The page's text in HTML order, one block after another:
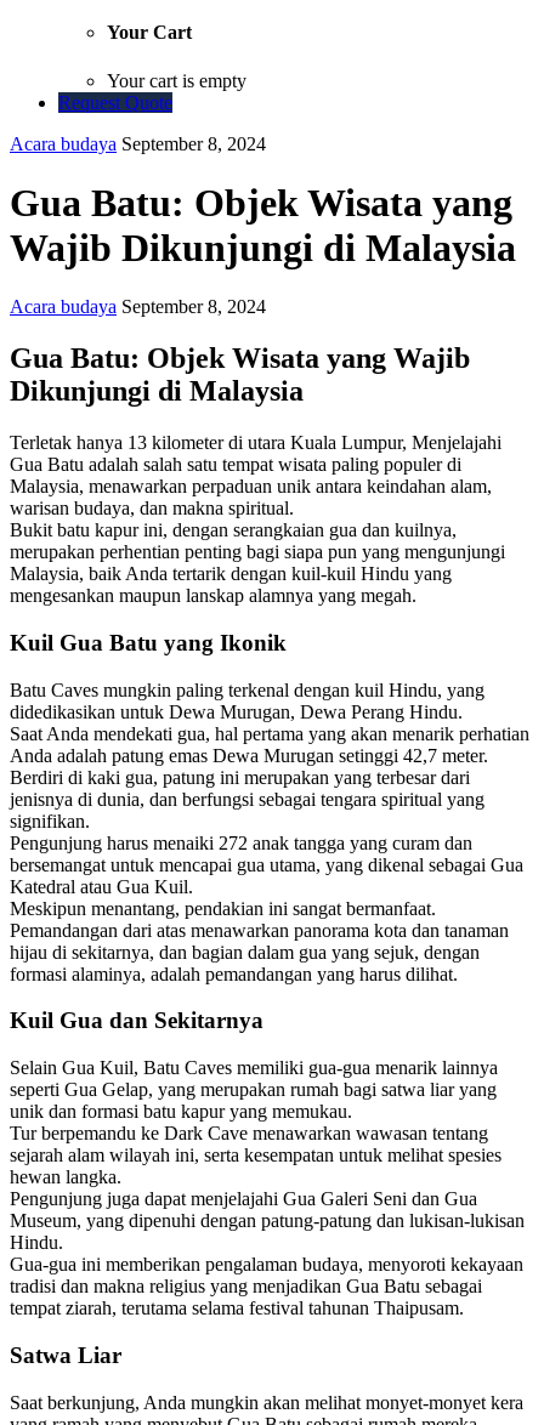
Your Cart
Your cart is empty
Request Quote
Acara budaya September 8, 2024
Gua Batu: Objek Wisata yang
Wajib Dikunjungi di Malaysia
Acara budaya September 8, 2024
Gua Batu: Objek Wisata yang Wajib
Dikunjungi di Malaysia
Terletak hanya 13 kilometer di utara Kuala Lumpur, Menjelajahi
Gua Batu adalah salah satu tempat wisata paling populer di
Malaysia, menawarkan perpaduan unik antara keindahan alam,
warisan budaya, dan makna spiritual.
Bukit batu kapur ini, dengan serangkaian gua dan kuilnya,
merupakan perhentian penting bagi siapa pun yang mengunjungi
Malaysia, baik Anda tertarik dengan kuil-kuil Hindu yang
mengesankan maupun lanskap alamnya yang megah.
Kuil Gua Batu yang Ikonik
Batu Caves mungkin paling terkenal dengan kuil Hindu, yang
didedikasikan untuk Dewa Murugan, Dewa Perang Hindu.
Saat Anda mendekati gua, hal pertama yang akan menarik perhatian
Anda adalah patung emas Dewa Murugan setinggi 42,7 meter.
Berdiri di kaki gua, patung ini merupakan yang terbesar dari
jenisnya di dunia, dan berfungsi sebagai tengara spiritual yang
signifikan.
Pengunjung harus menaiki 272 anak tangga yang curam dan
bersemangat untuk mencapai gua utama, yang dikenal sebagai Gua
Katedral atau Gua Kuil.
Meskipun menantang, pendakian ini sangat bermanfaat.
Pemandangan dari atas menawarkan panorama kota dan tanaman
hijau di sekitarnya, dan bagian dalam gua yang sejuk, dengan
formasi alaminya, adalah pemandangan yang harus dilihat.
Kuil Gua dan Sekitarnya
Selain Gua Kuil, Batu Caves memiliki gua-gua menarik lainnya
seperti Gua Gelap, yang merupakan rumah bagi satwa liar yang
unik dan formasi batu kapur yang memukau.
Tur berpemandu ke Dark Cave menawarkan wawasan tentang
sejarah alam wilayah ini, serta kesempatan untuk melihat spesies
hewan langka.
Pengunjung juga dapat menjelajahi Gua Galeri Seni dan Gua
Museum, yang dipenuhi dengan patung-patung dan lukisan-lukisan
Hindu.
Gua-gua ini memberikan pengalaman budaya, menyoroti kekayaan
tradisi dan makna religius yang menjadikan Gua Batu sebagai
tempat ziarah, terutama selama festival tahunan Thaipusam.
Satwa Liar
Saat berkunjung, Anda mungkin akan melihat monyet-monyet kera